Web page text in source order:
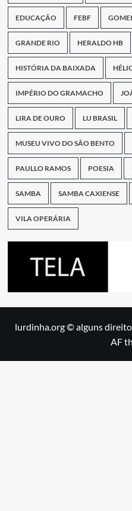
EDUCAÇÃO FEBF
GRANDE RIO HERALDO HB
HISTÓRIA DA BAIXADA
IMPÉRIO DO GRAMACHO
LIRA DE OURO LU BRASIL
MUSEU VIVO DO SÃO BENTO
PAULLO RAMOS POESIA
SAMBA SAMBA CAXIENSE
VILA OPERÁRIA
lurdinha.org © alguns
AF